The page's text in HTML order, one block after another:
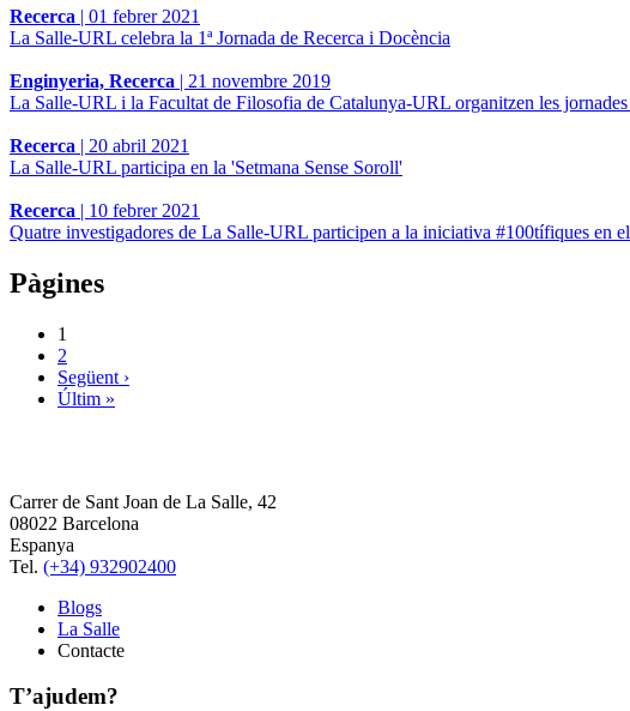
Recerca | 01 febrer 2021
La Salle-URL celebra la 1ª Jornada de Recerca i Docència
Enginyeria, Recerca | 21 novembre 2019
La Salle-URL i la Facultat de Filosofia de Catalunya-URL organitzen les
Recerca | 20 abril 2021
La Salle-URL participa en la 'Setmana Sense Soroll'
Recerca | 10 febrer 2021
Quatre investigadores de La Salle-URL participen a la iniciativa #100tífiques en
Pàgines
1
2
Següent ›
Últim »
Carrer de Sant Joan de La Salle, 42
08022 Barcelona
Espanya
Tel. (+34) 932902400
Blogs
La Salle
Contacte
T’ajudem?